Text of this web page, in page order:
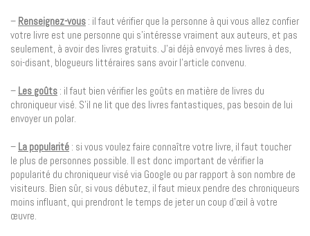
– Renseignez-vous : il faut vérifier que la personne à qui vous allez confier
votre livre est une personne qui s’intéresse vraiment aux auteurs, et pas
seulement, à avoir des livres gratuits. J’ai déjà envoyé mes livres à des,
soi-disant, blogueurs littéraires sans avoir l’article convenu.
– Les goûts : il faut bien vérifier les goûts en matière de livres du
chroniqueur visé. S’il ne lit que des livres fantastiques, pas besoin de lui
envoyer un polar.
– La popularité : si vous voulez faire connaître votre livre, il faut toucher
le plus de personnes possible. Il est donc important de vérifier la
popularité du chroniqueur visé via Google ou par rapport à son nombre de
visiteurs. Bien sûr, si vous débutez, il faut mieux pendre des chroniqueurs
moins influant, qui prendront le temps de jeter un coup d’œil à votre
œuvre.